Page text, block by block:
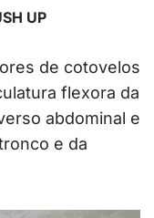
UP
de cotovelos
flexora da
abdominal e
e da